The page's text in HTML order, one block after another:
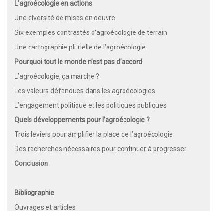
L’agroécologie en actions
Une diversité de mises en oeuvre
Six exemples contrastés d’agroécologie de terrain
Une cartographie plurielle de l’agroécologie
Pourquoi tout le monde n’est pas d’accord
L’agroécologie, ça marche ?
Les valeurs défendues dans les agroécologies
L’engagement politique et les politiques publiques
Quels développements pour l’agroécologie ?
Trois leviers pour amplifier la place de l’agroécologie
Des recherches nécessaires pour continuer à progresser
Conclusion
Bibliographie
Ouvrages et articles